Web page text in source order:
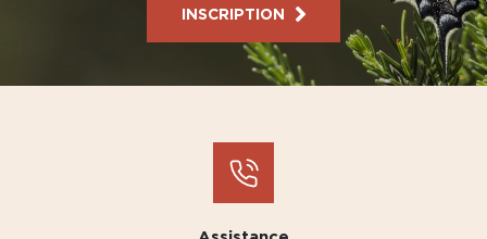
INSCRIPTION